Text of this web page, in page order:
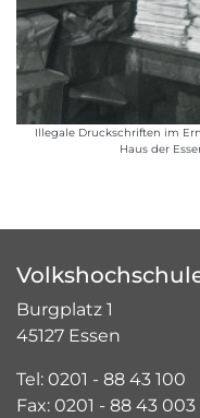
Illegale Druckschriften im
Haus der
Burgplatz 1
45127 Essen
Tel: 0201 - 88 43 100
Fax: 0201 - 88 43 003